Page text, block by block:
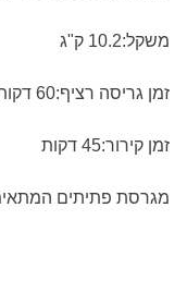
משקל:10.2 ק"ג
זמן גריסה רציף:60 דקות
זמן קירור:45 דקות
מגרסת פתיתים